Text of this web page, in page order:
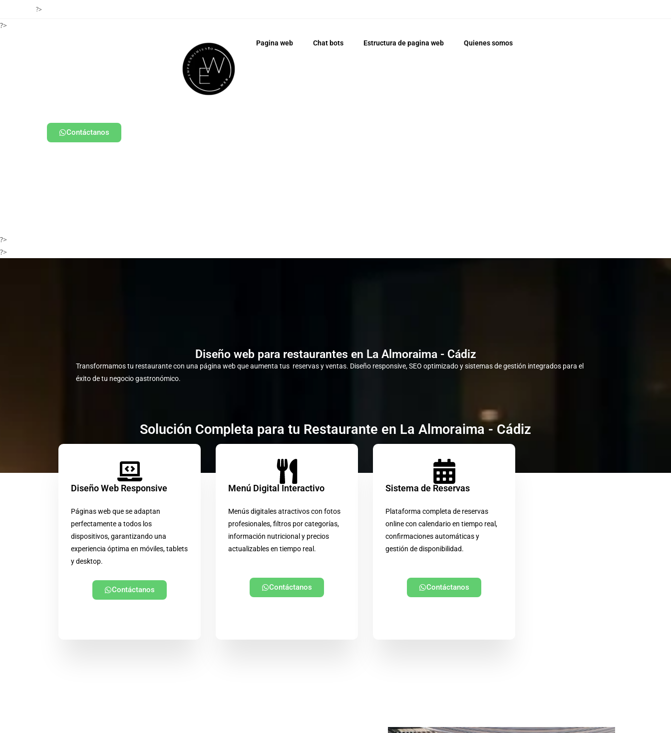
?>
?>
Contáctanos
Pagina web Chat bots Estructura de pagina web Quienes somos
?>
?>
Diseño web para restaurantes en La Almoraima - Cádiz
Transformamos tu restaurante con una página web que aumenta tus reservas y ventas. Diseño responsive, SEO optimizado y sistemas de gestión integrados para el
éxito de tu negocio gastronómico.
Solución Completa para tu Restaurante en La Almoraima - Cádiz
Diseño Web Responsive
Páginas web que se adaptan
perfectamente a todos los
dispositivos, garantizando una
experiencia óptima en móviles, tablets
y desktop.
Contáctanos
Menú Digital Interactivo
Menús digitales atractivos con fotos
profesionales, filtros por categorías,
información nutricional y precios
actualizables en tiempo real.
Contáctanos
Sistema de Reservas
Plataforma completa de reservas
online con calendario en tiempo real,
confirmaciones automáticas y
gestión de disponibilidad.
Contáctanos